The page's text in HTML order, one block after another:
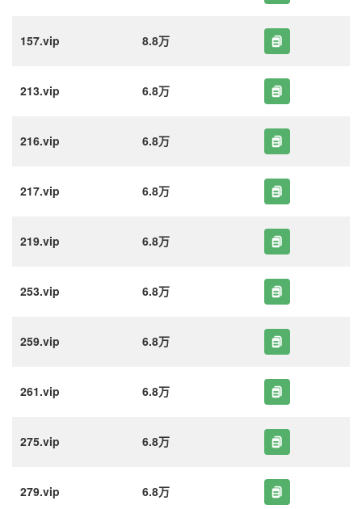
157.vip 8.8万
213.vip 6.8万
216.vip 6.8万
217.vip 6.8万
219.vip 6.8万
253.vip 6.8万
259.vip 6.8万
261.vip 6.8万
275.vip 6.8万
279.vip 6.8万